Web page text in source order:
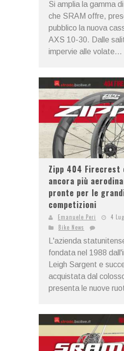
Si amplia la gamma
che SRAM offre,
pubblico la nuova
AXS 10-30. Dalle
impervie alle volate...
Zipp 404 Firecrest
ancora più
pronte per le
competizioni
Emanuele Peri
4
Bike News
L'azienda
fondata nel 1988
Leigh Sargent e
acquistata dal
presenta le nuove